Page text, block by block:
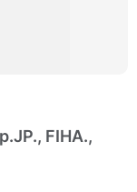
FIHA.,